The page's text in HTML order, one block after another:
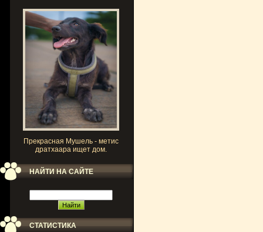
Прекрасная Мушель - метис
дратхаара ищет дом.
НАЙТИ НА САЙТЕ
СТАТИСТИКА